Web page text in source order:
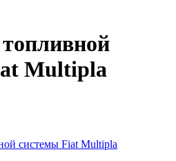
Multipla
системы Fiat Multipla